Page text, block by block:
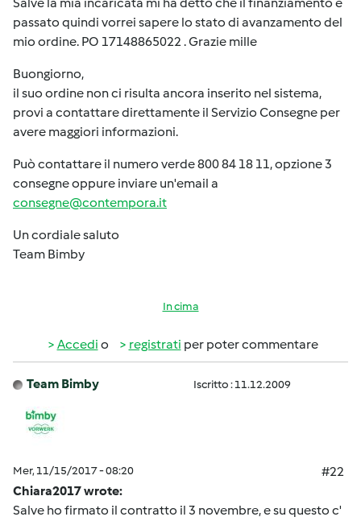
passato quindi vorrei sapere lo stato di avanzamento del
mio ordine. PO 17148865022 . Grazie mille
Buongiorno,
il suo ordine non ci risulta ancora inserito nel sistema,
provi a contattare direttamente il Servizio Consegne per
avere maggiori informazioni.
Può contattare il numero verde 800 84 18 11, opzione 3
consegne oppure inviare un'email a
consegne@contempora.it
Un cordiale saluto
Team Bimby
In cima
Accedi o registrati per poter commentare
Team Bimby Iscritto : 11.12.2009
Mer, 11/15/2017 - 08:20
#22
Chiara2017 wrote:
Salve ho firmato il contratto il 3 novembre, e su questo c'